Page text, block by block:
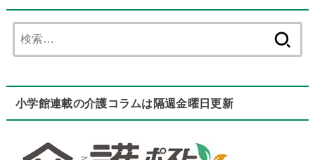
索:
小学館連載の介護コラムは隔週金曜日更新